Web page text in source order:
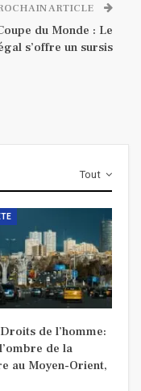
ARTICLE
du Monde : Le
s’offre un sursis
Tout
de l’homme:
de la
au Moyen-Orient,